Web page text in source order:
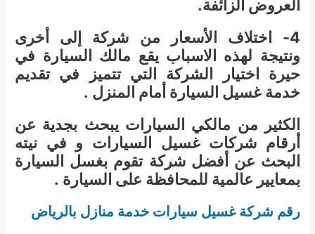
العروض الزائفة.
4- اختلاف الأسعار من شركة إلى أخرى
ونتيجة لهذه الاسباب يقع مالك السيارة في
حيرة اختيار الشركة التي تتميز في تقديم
خدمة غسيل السيارة أمام المنزل .
الكثير من مالكي السيارات يبحث بجدية عن
أرقام شركات غسيل السيارات و في نيته
البحث عن أفضل شركة تقوم بغسل السيارة
بمعايير عالمية للمحافظة على السيارة .
رقم شركة غسيل سيارات خدمة منازل بالرياض